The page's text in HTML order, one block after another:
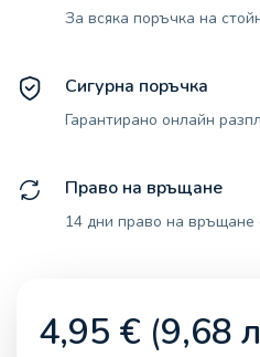
За всяка поръчка на
Сигурна поръчка
Гарантирано онлайн
Право на връщане
14 дни право на връщане
4,95 € (9,68